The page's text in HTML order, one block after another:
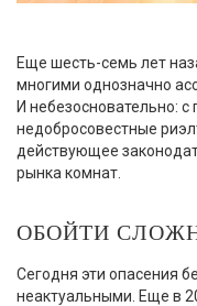
Еще шесть-семь лет
многими однозначно
И небезосновательно:
недобросовестные
действующее
рынка комнат.
ОБОЙТИ
Сегодня эти опасения
неактуальными. Еще в